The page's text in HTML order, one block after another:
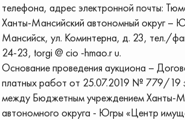
телефона, адрес электронной почты:
Ханты-Мансийский автономный округ –
Мансийск, ул. Коминтерна, д. 23, тел./
24-23, torgi @ cio -hmao.r u.
Основание проведения аукциона –
платных работ от 25.07.2019 № 779/19
между Бюджетным учреждением Ханты-
автономного округа - Югры «Центр